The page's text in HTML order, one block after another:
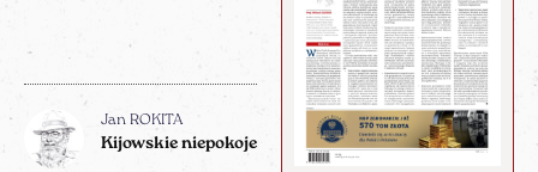
Jan ROKITA
Kijowskie niepokoje